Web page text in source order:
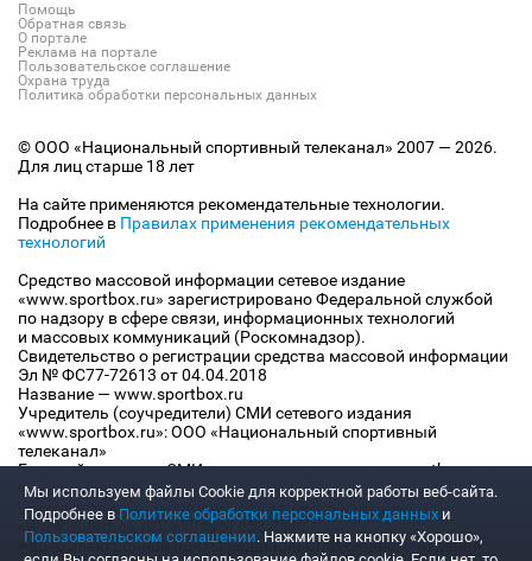
Помощь
Обратная связь
О портале
Реклама на портале
Пользовательское соглашение
Охрана труда
Политика обработки персональных данных
© ООО «Национальный спортивный телеканал» 2007 — 2026.
Для лиц старше 18 лет
На сайте применяются рекомендательные технологии.
Подробнее в Правилах применения рекомендательных
технологий
Средство массовой информации сетевое издание
«www.sportbox.ru» зарегистрировано Федеральной службой
по надзору в сфере связи, информационных технологий
и массовых коммуникаций (Роскомнадзор).
Свидетельство о регистрации средства массовой информации
Эл № ФС77-72613 от 04.04.2018
Название — www.sportbox.ru
Учредитель (соучредители) СМИ сетевого издания
«www.sportbox.ru»: ООО «Национальный спортивный
телеканал»
Главный редактор СМИ сетевого издания «www.sportbox.ru»:
Конов В.А.
Номер телефона редакции СМИ сетевого издания
«www.sportbox.ru»: +7 (495) 653 8419
Адрес электронной почты редакции СМИ сетевого издания
Мы используем файлы Сookie для корректной работы веб-сайта.
Подробнее в Политике обработки персональных данных и
Пользовательском соглашении. Нажмите на кнопку «Хорошо»,